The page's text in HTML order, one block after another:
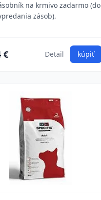
na krmivo zadarmo (do
zásob).
€ Detail kúpiť